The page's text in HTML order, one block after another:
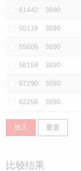
61442 3690
55116 3690
55606 3690
56158 3690
57290 3690
62256 3690
加入 重置
比较结果
牛熊证文件及公告
牛熊证文件及公告 (瑞信)
ADR
收市竞价变化